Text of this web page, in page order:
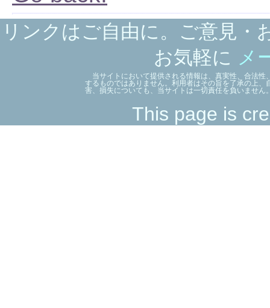
リンクはご自由に。ご意見・
お気軽に メ
当サイトにおいて提供される情報は、真実性、合法性
するものではありません。利用者はその旨を了承の上
害、損失についても、当サイトは一切責任を負いません
This page is